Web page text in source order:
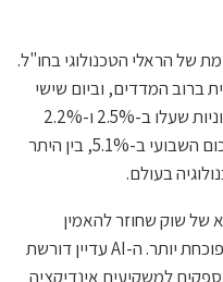
של הראלי הטכנולוגי בחו"ל.
ברוב המדדים, וביום שישי
בלטו לטובה מדדי הטכנולוגיה והביטחוניות שעלו ב-2.5% ו-2.2%
בהתאמה. מדד ת"א קלינטק עלה בסיכום השבועי ב-5.1%, בין היתר
בעולם.
של שוק שחוזר להאמין
בסיפור הטכנולוגי, אך הפעם בצורה מפוכחת יותר. ה-AI עדיין דורשת
למשקיעים אינדיקציה